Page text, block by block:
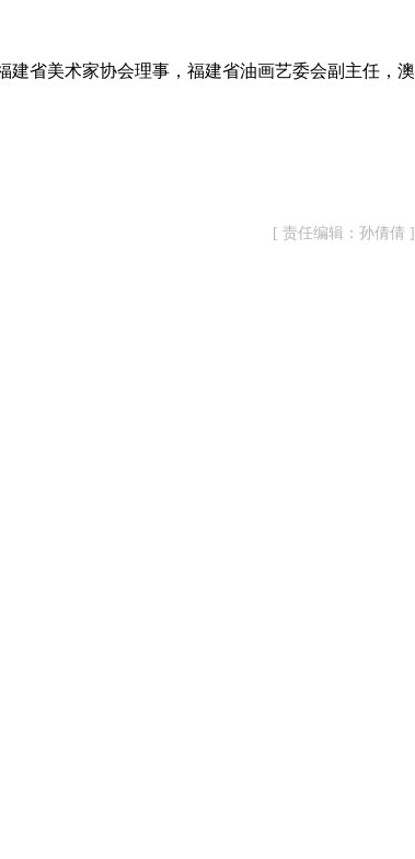
建省美术家协会理事，福建省油画艺委会副主任，澳
[ 责任编辑：孙倩倩 ]